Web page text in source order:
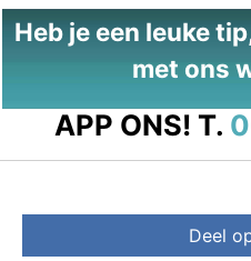
Heb je een leuke
met ons
APP ONS! T.
Deel